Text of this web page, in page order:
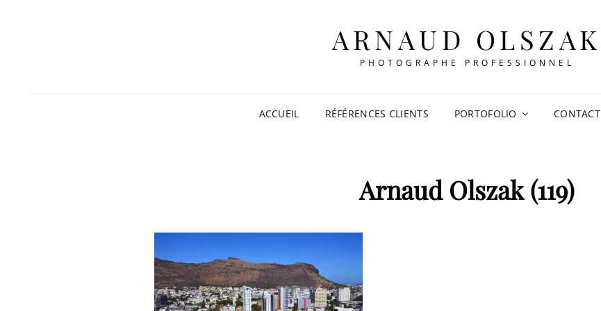
ARNAUD OLSZAK
PHOTOGRAPHE PROFESSIONNEL
ACCUEIL RÉFÉRENCES CLIENTS PORTOFOLIO CONTACT
Arnaud Olszak (119)